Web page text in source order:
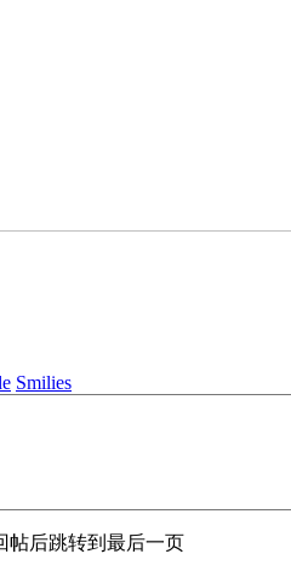
Smilies
帖后跳转到最后一页